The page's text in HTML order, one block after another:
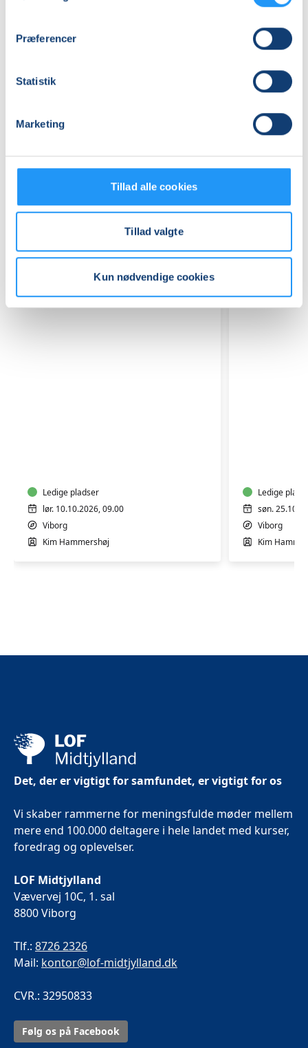
Præferencer
Statistik
Marketing
Tillad alle cookies
Tillad valgte
Kun nødvendige cookies
LOF Midtjylland, Vævervej 10c, 1 sal, 8800
, Viborg
Se på kort
Praktiske oplysninger
Relaterede hold
Ledige pladser
lør. 10.10.2026, 09.00
Viborg
Kim Hammershøj
Ledige
søn.
Viborg
Kim
Det, der er vigtigt for samfundet, er vigtigt for os
Vi skaber rammerne for meningsfulde møder mellem
mere end 100.000 deltagere i hele landet med kurser,
foredrag og oplevelser.
LOF Midtjylland
Vævervej 10C, 1. sal
8800 Viborg
Tlf.: 8726 2326
Mail: kontor@lof-midtjylland.dk
CVR.: 32950833
Følg os på Facebook